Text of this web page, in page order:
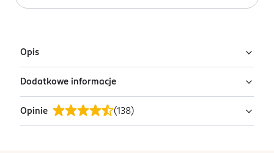
Opis
Nożyk do przycinania brwi For your Beaty ze specjalnie
wyprofilowanym ostrzem, dzięki któremu szybko
pozbędziesz się niechcianych włosków.
Może być również stosowany do usuwania włosków z
Dodatkowe informacje
OSTRZEŻENIA DOTYCZĄCE BEZPIECZEŃSTWA
Ostre jednorazowe ostrze. Po użyciu nałóż zatyczkę
Opinie (138)